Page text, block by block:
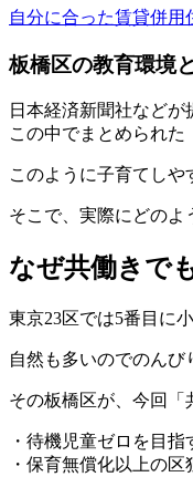
自分に合った賃貸併用
板橋区の教育環境
日本経済新聞社など
この中でまとめられた
このように子育てしや
そこで、実際にどのよ
なぜ共働きで
東京23区では5番目に
自然も多いのでのんび
その板橋区が、今回「
・待機児童ゼロを目指
・保育無償化以上の